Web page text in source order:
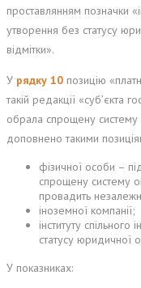
проставлянням позначки
утворення без статусу
відмітки».
У рядку 10 позицію
такій редакції «суб’єкта
обрала спрощену
доповнено такими
фізичної особи –
спрощену систему
провадить
іноземної компанії;
інституту
статусу юридичної
У показниках: